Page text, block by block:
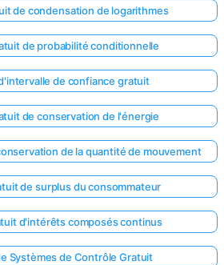
de condensation de logarithmes
de probabilité conditionnelle
de confiance gratuit
de conservation de l'énergie
de la quantité de mouvement
de surplus du consommateur
d'intérêts composés continus
Systèmes de Contrôle Gratuit